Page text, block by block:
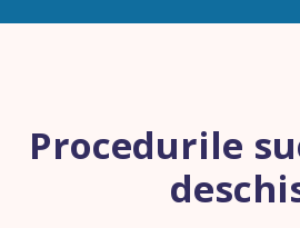
Procedurile